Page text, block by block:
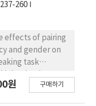
로 상승하여 C/N비
밥의 P함량은
점진적으로 증가하
농도는 41.5~44.2
이는 없었다. 초기
가 존재하고 도관에
후에는 세포 내 전분
260
effects of pairing
and gender on
task
4 female
원 구매하기